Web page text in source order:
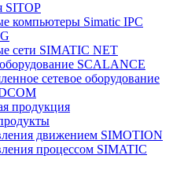
SITOP
компьютеры Simatic IPC
сети SIMATIC NET
SCALANCE
сетевое оборудование
продукция
движением SIMOTION
процессом SIMATIC